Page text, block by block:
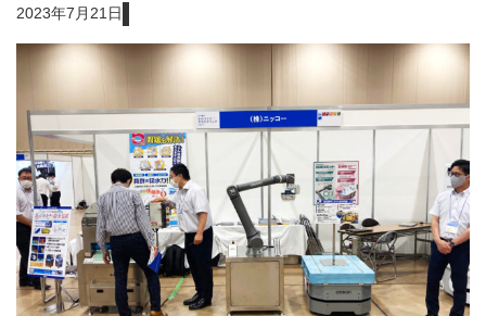
2023年7月21日